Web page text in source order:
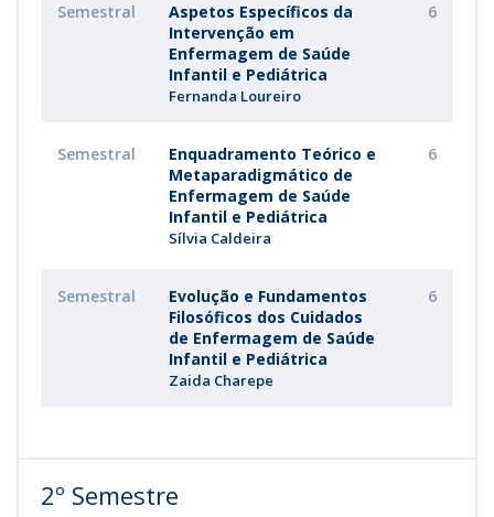
Semestral
Aspetos Específicos da
Intervenção em
Enfermagem de Saúde
Infantil e Pediátrica
Fernanda Loureiro
6
Semestral
Enquadramento Teórico e
Metaparadigmático de
Enfermagem de Saúde
Infantil e Pediátrica
Sílvia Caldeira
6
Semestral
Evolução e Fundamentos
Filosóficos dos Cuidados
de Enfermagem de Saúde
Infantil e Pediátrica
Zaida Charepe
6
2º Semestre